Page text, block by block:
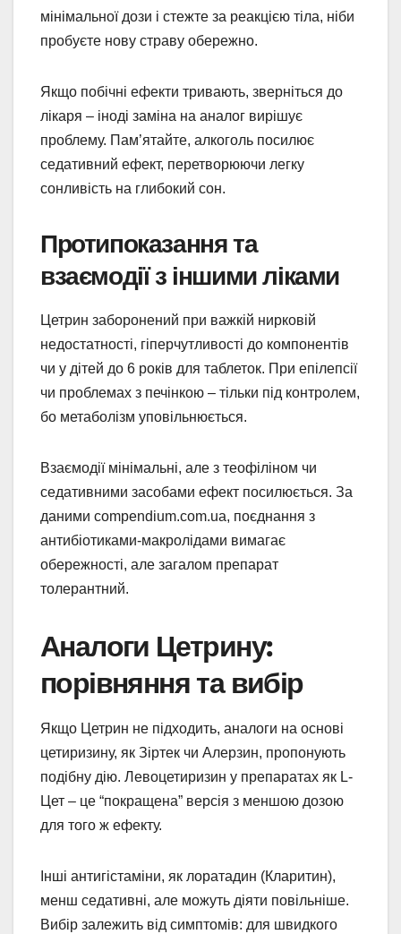
мінімальної дози і стежте за реакцією тіла, ніби
пробуєте нову страву обережно.
Якщо побічні ефекти тривають, зверніться до
лікаря – іноді заміна на аналог вирішує
проблему. Пам’ятайте, алкоголь посилює
седативний ефект, перетворюючи легку
сонливість на глибокий сон.
Протипоказання та
взаємодії з іншими ліками
Цетрин заборонений при важкій нирковій
недостатності, гіперчутливості до компонентів
чи у дітей до 6 років для таблеток. При епілепсії
чи проблемах з печінкою – тільки під контролем,
бо метаболізм уповільнюється.
Взаємодії мінімальні, але з теофіліном чи
седативними засобами ефект посилюється. За
даними compendium.com.ua, поєднання з
антибіотиками-макролідами вимагає
обережності, але загалом препарат
толерантний.
Аналоги Цетрину:
порівняння та вибір
Якщо Цетрин не підходить, аналоги на основі
цетиризину, як Зіртек чи Алерзин, пропонують
подібну дію. Левоцетиризин у препаратах як L-
Цет – це “покращена” версія з меншою дозою
для того ж ефекту.
Інші антигістаміни, як лоратадин (Кларитин),
менш седативні, але можуть діяти повільніше.
Вибір залежить від симптомів: для швидкого